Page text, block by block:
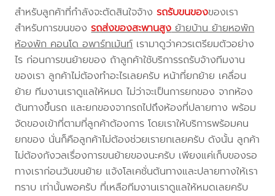
สำหรับลูกค้าที่กำลังจะตัดสินใจจ้างรถรับขนของของเรา
สำหรับการขนของรถส่งของสะพานสูงย้ายบ้าน ย้ายหอพัก
ห้องพัก คอนโด อพาร์ทเม้นท์เรามาดูว่าควรเตรียมตัวอย่าง
ไร ก่อนการขนย้ายของ ถ้าลูกค้าใช้บริการรถรับจ้างทีมงาน
ของเรา ลูกค้าไม่ต้องทำอะไรเลยครับ หน้าที่ยกย้าย เคลื่อน
ย้าย ทีมงานเราดูแลให้หมด ไม่ว่าจะเป็นการยกของ จากห้อง
ต้นทางขึ้นรถ และยกของจากรถไปถึงห้องที่ปลายทาง พร้อม
จัดของเข้าที่ตามที่ลูกค้าต้องการ โดยเราให้บริการพร้อมคน
ยกของ นั่นก็คือลูกค้าไม่ต้องช่วยเรายกเลยครับ ดังนั้น ลูกค้า
ไม่ต้องกังวลเรื่องการขนย้ายของนะครับ เพียงแค่เก็บของรอ
ทางเราก่อนวันขนย้าย แจ้งโลเคชั่นต้นทางและปลายทางให้เรา
ทราบ เท่านั้นพอครับ ที่เหลือทีมงานเราดูแลให้หมดเลยครับ